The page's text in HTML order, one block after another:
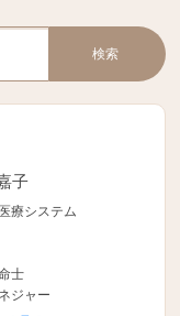
検索
子
療システム
士
ジャー